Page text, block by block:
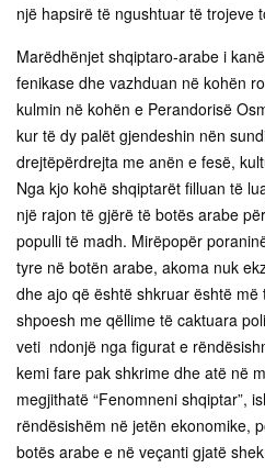
një hapsirë të ngushtuar të trojeve
Marëdhënjet shqiptaro-arabe i
fenikase dhe vazhduan në kohën
kulmin në kohën e Perandorisë
kur të dy palët gjendeshin nën
drejtëpërdrejta me anën e fesë,
Nga kjo kohë shqiptarët filluan të
një rajon të gjërë të botës arabe
populli të madh. Mirëpopër
tyre në botën arabe, akoma nuk
dhe ajo që është shkruar është
shpoesh me qëllime të caktuara
veti ndonjë nga figurat e
kemi fare pak shkrime dhe atë në
megjithatë “Fenomneni shqiptar”,
rëndësishëm në jetën ekonomike,
botës arabe e në veçanti gjatë